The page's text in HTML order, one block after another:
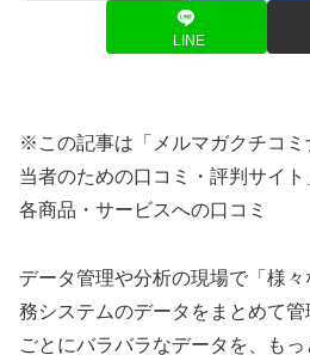
LINE
※この記事は「メルマガクチコミ
当者のための口コミ・評判サイ
各商品・サービスへの口コミ
データ管理や分析の現場で「様
務システムのデータをまとめて
ごとにバラバラなデータを、も